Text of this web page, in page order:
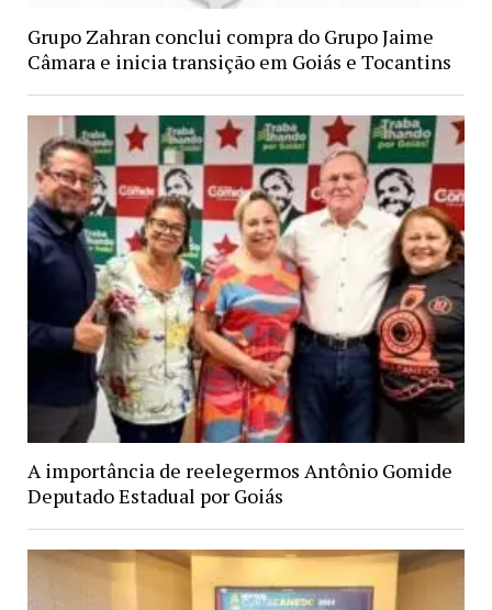
Grupo Zahran conclui compra do Grupo Jaime
Câmara e inicia transição em Goiás e Tocantins
A importância de reelegermos Antônio Gomide
Deputado Estadual por Goiás